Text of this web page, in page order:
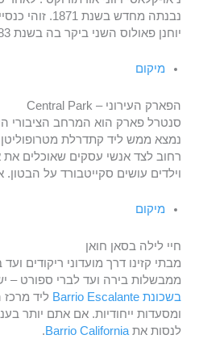
נבנתה מחדש
יוחנן פאולוס השני ביקר בה בשנת 1983.
מיקום
הפארק העירוני – Central Park
סנטרל פארק הוא המרחב הציבורי
נמצא ממש ליד קתדרלת
רחוב לצד אנשי עסקים שאוכלים
וילדים עושים סקייטבורד על
מיקום
חיי לילה בסאן חואן
מבתי קזינו דרך מועדוני ריקודים
ממבשלות בירה ועד לברי ספורט –
בשכונת Barrio Escalante
ליד
ומסעדות ייחודיות. אם אתם יותר
לנסות אתBarrio California
.